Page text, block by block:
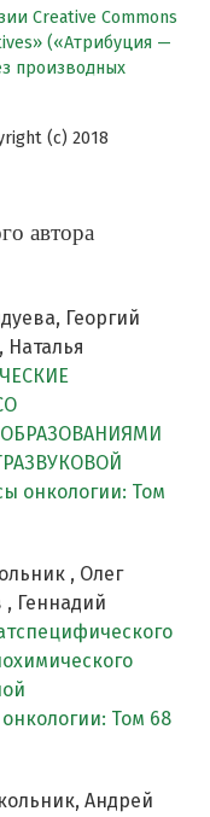
Creative Commons
(«Атрибуция —
производных
(c) 2018
автора
Георгий
Наталья
онкологии: Том
, Олег
, Геннадий
Том 68
Андрей